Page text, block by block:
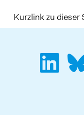
Kurzlink zu dieser